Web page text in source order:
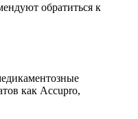
обратиться к
как Accupro,